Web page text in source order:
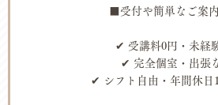
■受付や簡単なご案
✔ 受講料0円・未経
✔ 完全個室・出張
✔ シフト自由・年間休日